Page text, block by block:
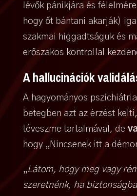
lévők pánikjára és
hogy őt bántani akarják)
szakmai higgadtságuk és
erőszakos kontrollal
A hallucinációk
A hagyományos
betegben azt az érzést
téveszme tartalmával, de
hogy „Nincsenek itt a
„Látom, hogy meg vagy
szeretnénk, ha